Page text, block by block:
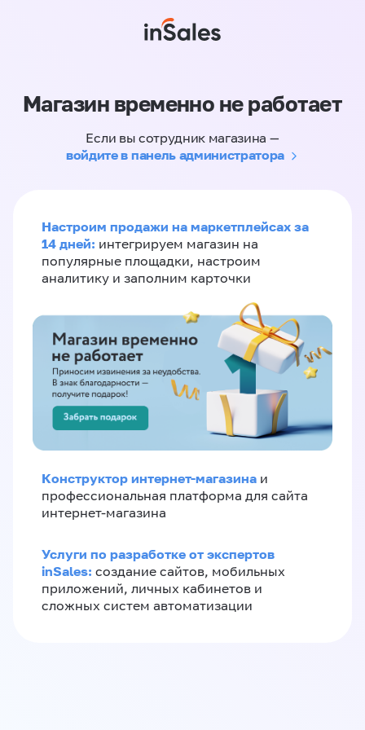
Магазин временно не работает
Если вы сотрудник магазина —
войдите в панель администратора
Настроим продажи на маркетплейсах за
14 дней: интегрируем магазин на
популярные площадки, настроим
аналитику и заполним карточки
Конструктор интернет-магазина и
профессиональная платформа для сайта
интернет-магазина
Услуги по разработке от экспертов
inSales: создание сайтов, мобильных
приложений, личных кабинетов и
сложных систем автоматизации